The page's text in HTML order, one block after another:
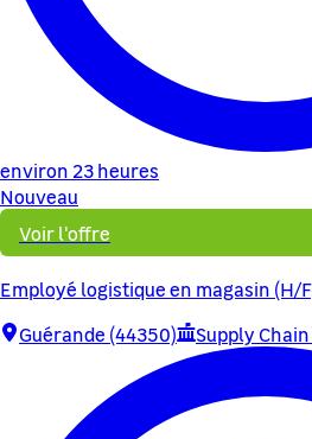
environ 23 heures
Nouveau
Voir l'offre
Employé logistique en magasin (H/
Guérande (44350)
Supply